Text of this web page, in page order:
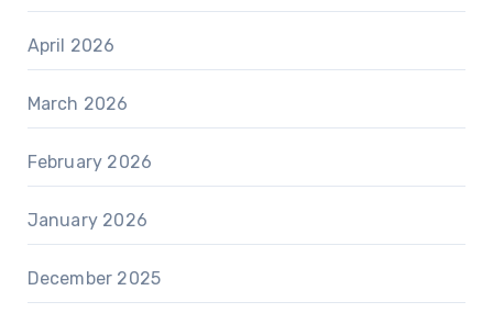
April 2026
March 2026
February 2026
January 2026
December 2025